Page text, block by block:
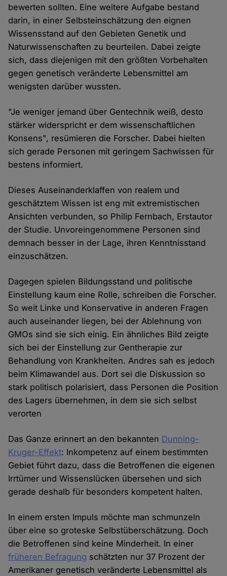
bewerten sollten. Eine weitere Aufgabe bestand
darin, in einer Selbsteinschätzung den eignen
Wissensstand auf den Gebieten Genetik und
Naturwissenschaften zu beurteilen. Dabei zeigte
sich, dass diejenigen mit den größten Vorbehalten
gegen genetisch veränderte Lebensmittel am
wenigsten darüber wussten.
"Je weniger jemand über Gentechnik weiß, desto
stärker widerspricht er dem wissenschaftlichen
Konsens", resümieren die Forscher. Dabei hielten
sich gerade Personen mit geringem Sachwissen für
bestens informiert.
Dieses Auseinanderklaffen von realem und
geschätztem Wissen ist eng mit extremistischen
Ansichten verbunden, so Philip Fernbach, Erstautor
der Studie. Unvoreingenommene Personen sind
demnach besser in der Lage, ihren Kenntnisstand
einzuschätzen.
Dagegen spielen Bildungsstand und politische
Einstellung kaum eine Rolle, schreiben die Forscher.
So weit Linke und Konservative in anderen Fragen
auch auseinander liegen, bei der Ablehnung von
GMOs sind sie sich einig. Ein ähnliches Bild zeigte
sich bei der Einstellung zur Gentherapie zur
Behandlung von Krankheiten. Andres sah es jedoch
beim Klimawandel aus. Dort sei die Diskussion so
stark politisch polarisiert, dass Personen die Position
des Lagers übernehmen, in dem sie sich selbst
verorten
Das Ganze erinnert an den bekannten Dunning-
Kruger-Effekt: Inkompetenz auf einem bestimmten
Gebiet führt dazu, dass die Betroffenen die eigenen
Irrtümer und Wissenslücken übersehen und sich
gerade deshalb für besonders kompetent halten.
In einem ersten Impuls möchte man schmunzeln
über eine so groteske Selbstüberschätzung. Doch
die Betroffenen sind keine Minderheit. In einer
früheren Befragung schätzten nur 37 Prozent der
Amerikaner genetisch veränderte Lebensmittel als